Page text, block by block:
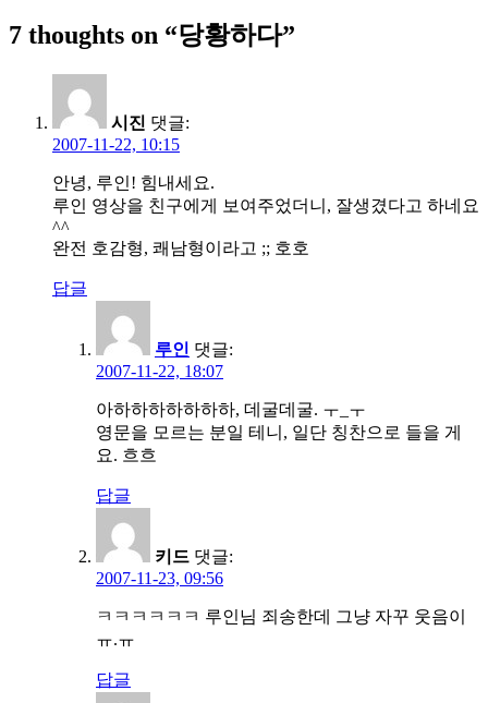
색
7 thoughts on “당황하다”
시진 댓글:
2007-11-22, 10:15
안녕, 루인! 힘내세요.
루인 영상을 친구에게 보여주었더니, 잘생겼다고 하네요
^^
완전 호감형, 쾌남형이라고 ;; 호호
답글
루인 댓글:
2007-11-22, 18:07
아하하하하하하하, 데굴데굴. ㅜ_ㅜ
영문을 모르는 분일 테니, 일단 칭찬으로 들을 게
요. 흐흐
답글
키드 댓글:
2007-11-23, 09:56
ㅋㅋㅋㅋㅋㅋ 루인님 죄송한데 그냥 자꾸 웃음이
ㅠ.ㅠ
답글